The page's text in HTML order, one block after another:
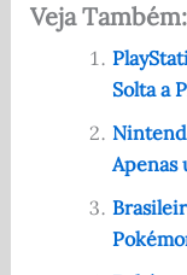
c
e
o
k
d
di
t
at
s
Veja Também:
Solta a
Apenas